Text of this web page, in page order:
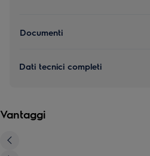
Documenti
Dati tecnici completi
Vantaggi